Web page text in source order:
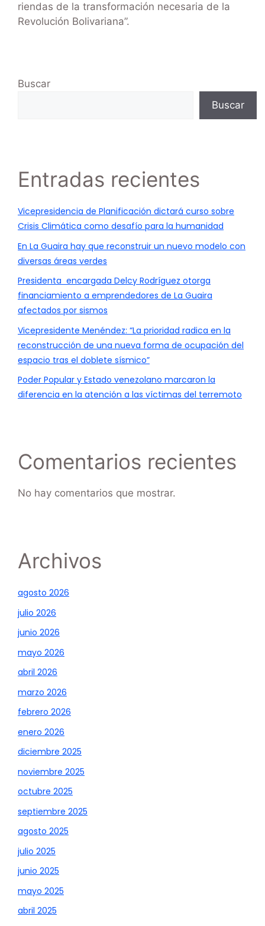
riendas de la transformación necesaria de la
Revolución Bolivariana”.
Buscar
Buscar
Entradas recientes
Vicepresidencia de Planificación dictará curso sobre
Crisis Climática como desafío para la humanidad
En La Guaira hay que reconstruir un nuevo modelo con
diversas áreas verdes
Presidenta encargada Delcy Rodríguez otorga
financiamiento a emprendedores de La Guaira
afectados por sismos
Vicepresidente Menéndez: “La prioridad radica en la
reconstrucción de una nueva forma de ocupación del
espacio tras el doblete sísmico”
Poder Popular y Estado venezolano marcaron la
diferencia en la atención a las víctimas del terremoto
Comentarios recientes
No hay comentarios que mostrar.
Archivos
agosto 2026
julio 2026
junio 2026
mayo 2026
abril 2026
marzo 2026
febrero 2026
enero 2026
diciembre 2025
noviembre 2025
octubre 2025
septiembre 2025
agosto 2025
julio 2025
junio 2025
mayo 2025
abril 2025